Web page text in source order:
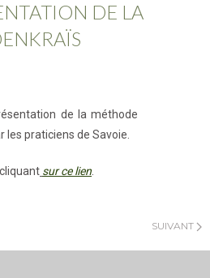
DE LA
de la méthode
les praticiens de Savoie.
sur ce lien
SUIVANT